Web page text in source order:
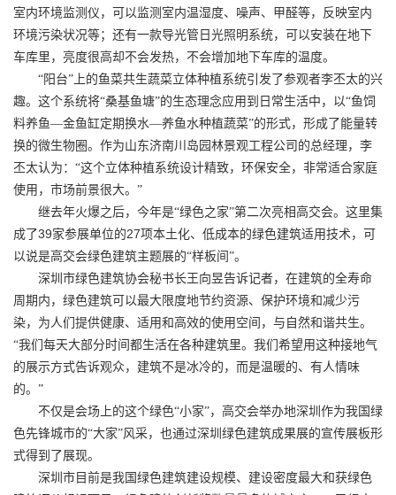
室内环境监测仪，可以监测室内温湿度、噪声、甲醛等，反映室内
环境污染状况等；还有一款导光管日光照明系统，可以安装在地下
车库里，亮度很高却不会发热，不会增加地下车库的温度。
“阳台”上的鱼菜共生蔬菜立体种植系统引发了参观者李丕太的兴
趣。这个系统将“桑基鱼塘”的生态理念应用到日常生活中，以“鱼饲
料养鱼—金鱼缸定期换水—养鱼水种植蔬菜”的形式，形成了能量转
换的微生物圈。作为山东济南川岛园林景观工程公司的总经理，李
丕太认为：“这个立体种植系统设计精致，环保安全，非常适合家庭
使用，市场前景很大。”
继去年火爆之后，今年是“绿色之家”第二次亮相高交会。这里集
成了39家参展单位的27项本土化、低成本的绿色建筑适用技术，可
以说是高交会绿色建筑主题展的“样板间”。
深圳市绿色建筑协会秘书长王向昱告诉记者，在建筑的全寿命
周期内，绿色建筑可以最大限度地节约资源、保护环境和减少污
染，为人们提供健康、适用和高效的使用空间，与自然和谐共生。
“我们每天大部分时间都生活在各种建筑里。我们希望用这种接地气
的展示方式告诉观众，建筑不是冰冷的，而是温暖的、有人情味
的。”
不仅是会场上的这个绿色“小家”，高交会举办地深圳作为我国绿
色先锋城市的“大家”风采，也通过深圳绿色建筑成果展的宣传展板形
式得到了展现。
深圳市目前是我国绿色建筑建设规模、建设密度最大和获绿色